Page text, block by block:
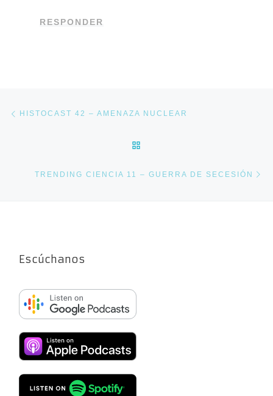
RESPONDER
Navegación de entradas
HISTOCAST 42 – AMENAZA NUCLEAR
TRENDING CIENCIA 11 – GUERRA DE SECESIÓN
Escúchanos